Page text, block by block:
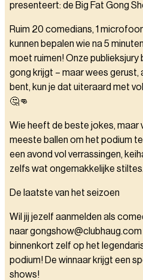
presenteert: de Big Fat Gong
Ruim 20 comedians, 1
kunnen bepalen wie na 5
moet ruimen! Onze
gong krijgt – maar wees gerust,
bent, kun je dat uiteraard met
🤔👊
Wie heeft de beste jokes, maar
meeste ballen om het podium
een avond vol verrassingen,
zelfs wat ongemakkelijke
De laatste van het seizoen
Wil jij jezelf aanmelden als
naar
binnenkort zelf op het
podium! De winnaar krijgt een
shows!